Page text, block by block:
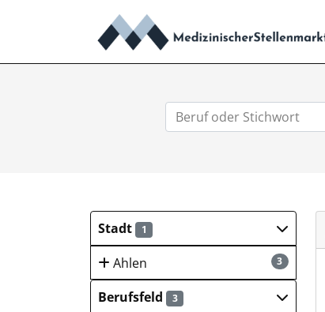
Stadt 1
3
Ahlen
Berufsfeld
3